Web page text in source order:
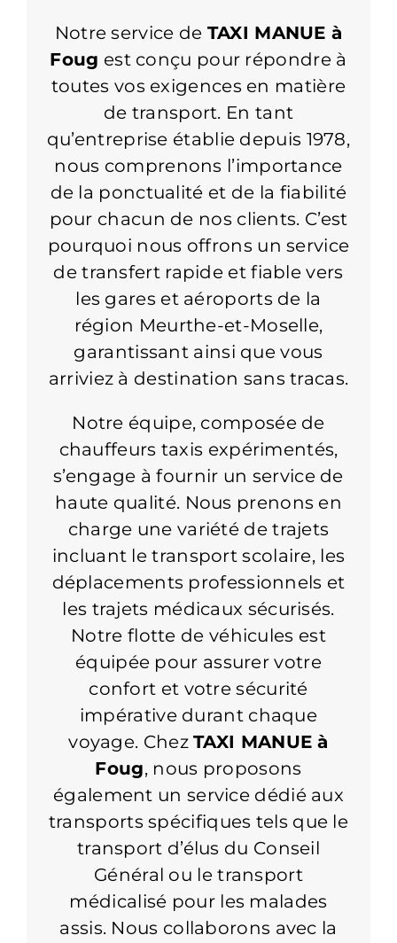
Notre service de TAXI MANUE à
Foug est conçu pour répondre à
toutes vos exigences en matière
de transport. En tant
qu’entreprise établie depuis 1978,
nous comprenons l’importance
de la ponctualité et de la fiabilité
pour chacun de nos clients. C’est
pourquoi nous offrons un service
de transfert rapide et fiable vers
les gares et aéroports de la
région Meurthe-et-Moselle,
garantissant ainsi que vous
arriviez à destination sans tracas.
Notre équipe, composée de
chauffeurs taxis expérimentés,
s’engage à fournir un service de
haute qualité. Nous prenons en
charge une variété de trajets
incluant le transport scolaire, les
déplacements professionnels et
les trajets médicaux sécurisés.
Notre flotte de véhicules est
équipée pour assurer votre
confort et votre sécurité
impérative durant chaque
voyage. ChezTAXI MANUE à
Foug, nous proposons
également un service dédié aux
transports spécifiques tels que le
transport d’élus du Conseil
Général ou le transport
médicalisé pour les malades
assis. Nous collaborons avec la